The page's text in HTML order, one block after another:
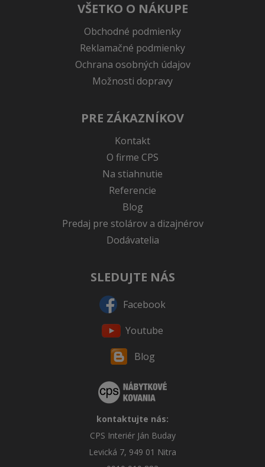
VŠETKO O NÁKUPE
Obchodné podmienky
Reklamačné podmienky
Ochrana osobných údajov
Možnosti dopravy
PRE ZÁKAZNÍKOV
Kontakt
O firme CPS
Na stiahnutie
Referencie
Blog
Predaj pre stolárov a dizajnérov
Dodávatelia
SLEDUJTE NÁS
Facebook
Youtube
Blog
kontaktujte nás:
CPS Interiér Ján Buday
Levická 7, 949 01 Nitra